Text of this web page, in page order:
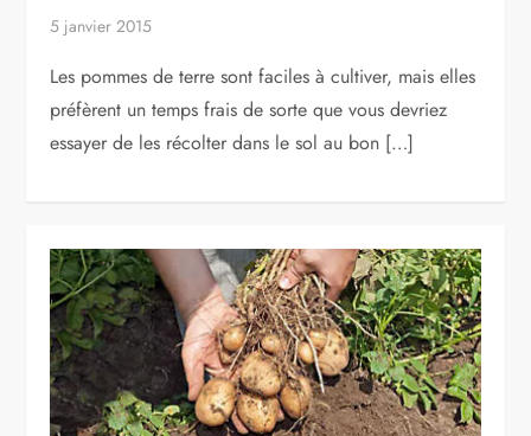
5 janvier 2015
Les pommes de terre sont faciles à cultiver, mais elles
préfèrent un temps frais de sorte que vous devriez
essayer de les récolter dans le sol au bon […]